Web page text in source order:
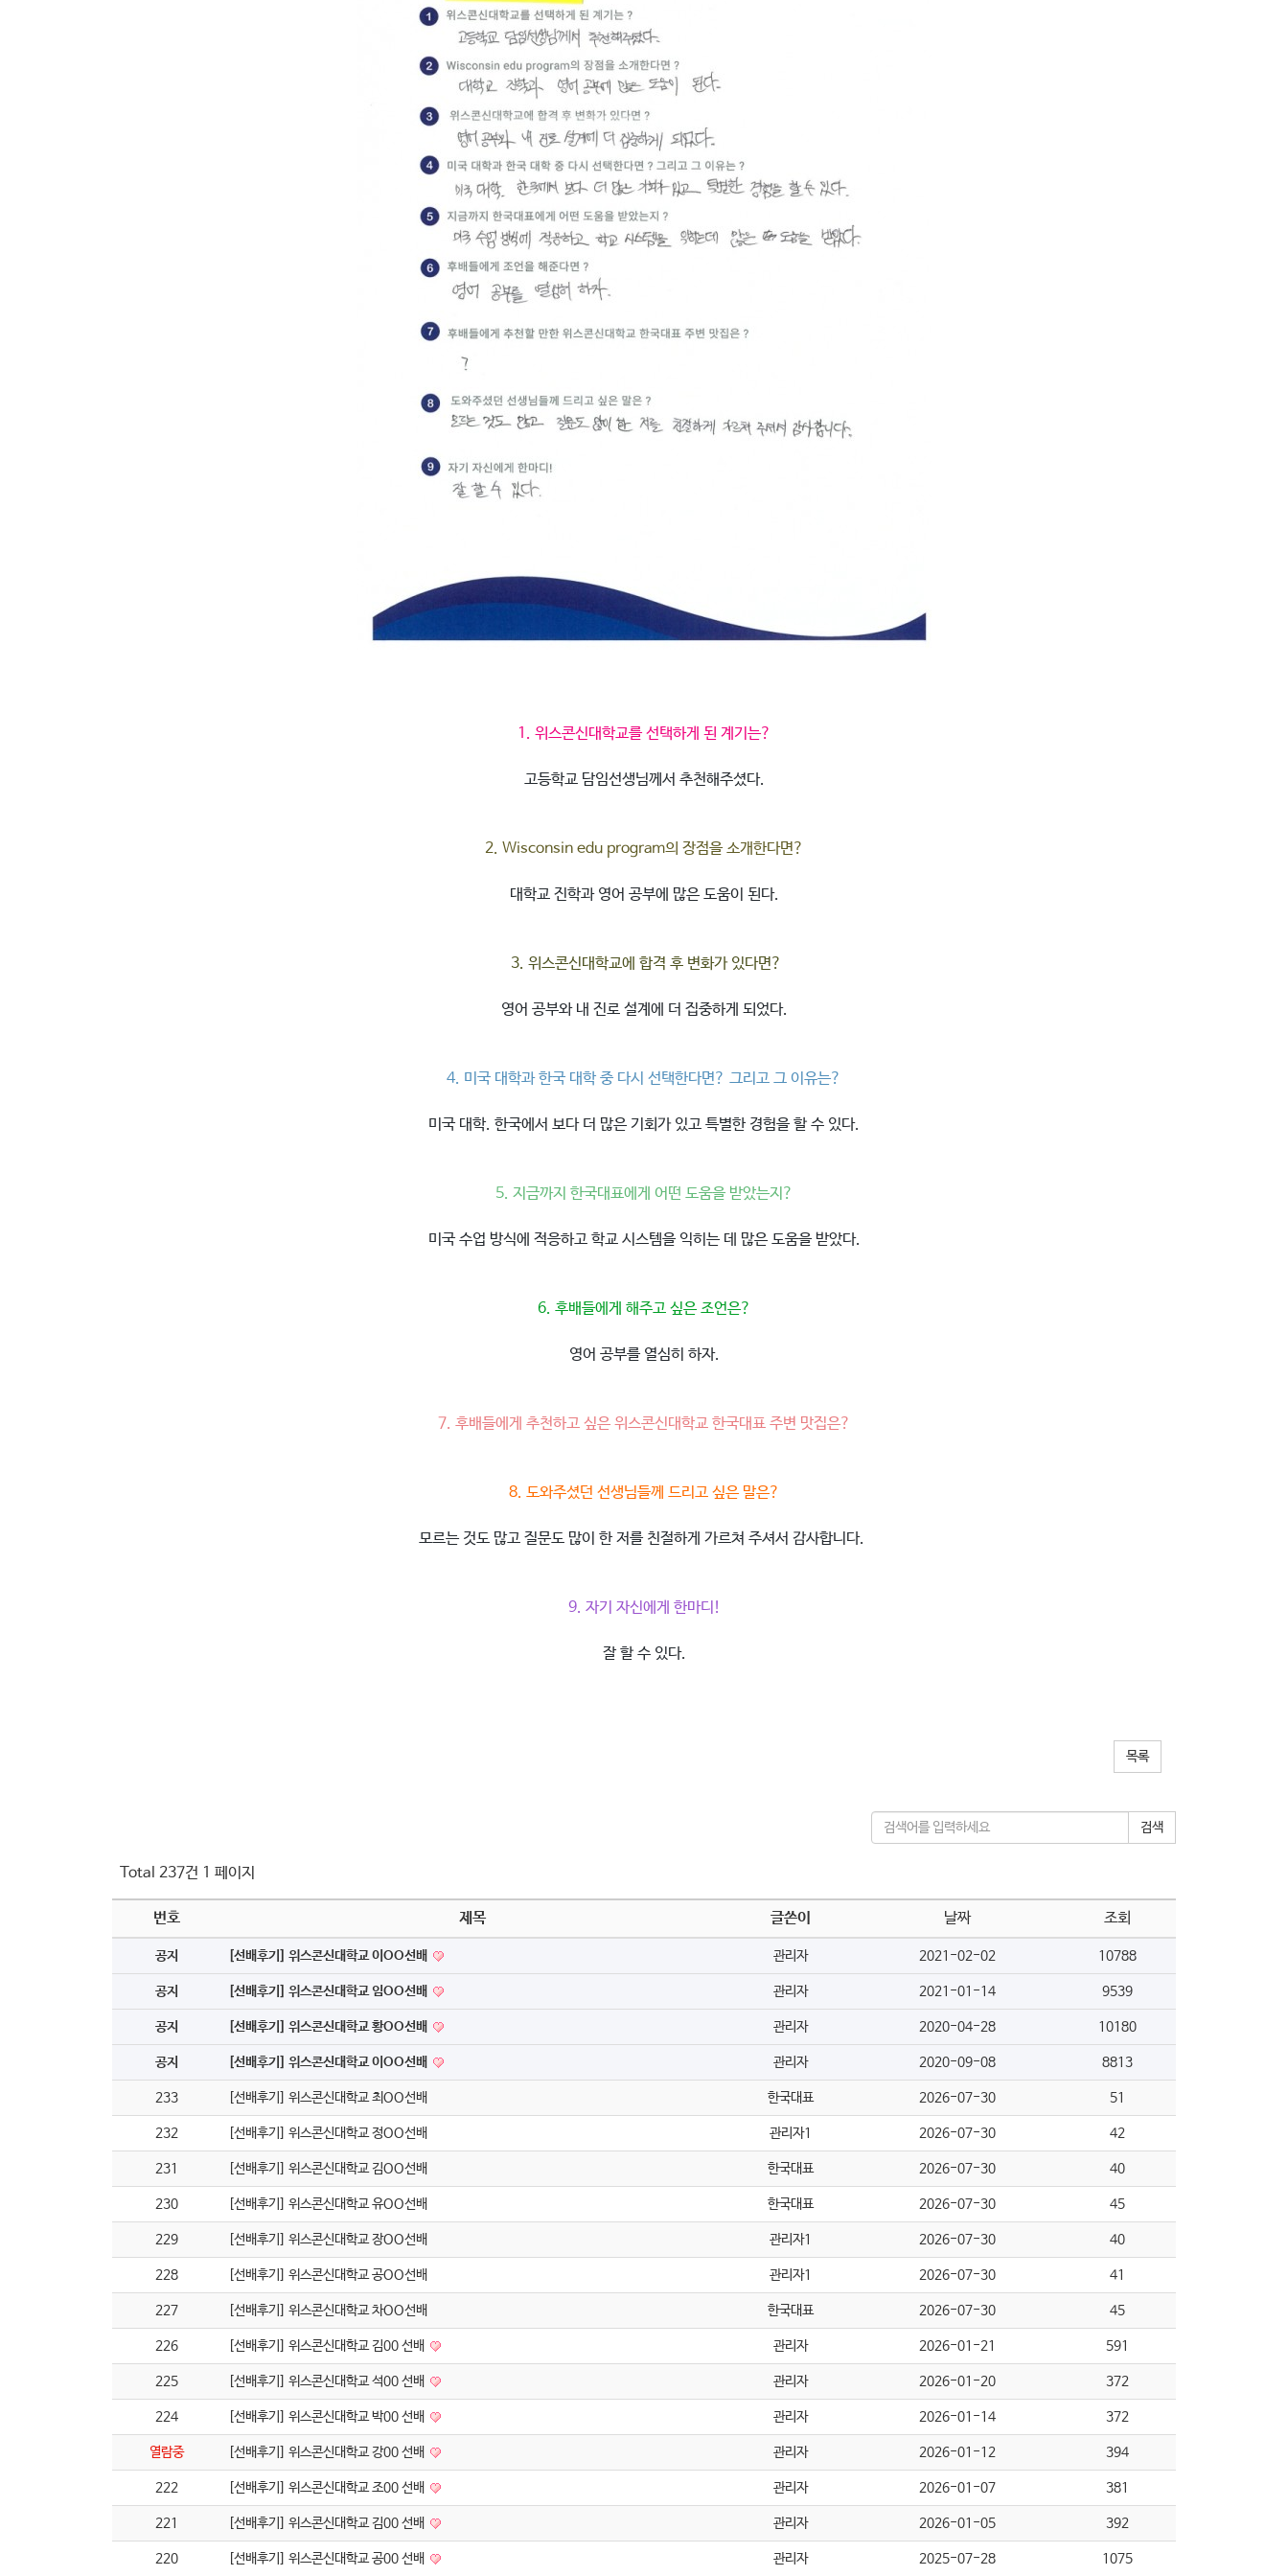
1. 위스콘신대학교를 선택하게 된 계기는?​
고등학교 담임선생님께서 추천해주셨다.
2. Wisconsin edu program의 장점을 소개한다면?
대학교 진학과 영어 공부에 많은 도움이 된다.
3. 위스콘신대학교에 합격 후 변화가 있다면?
영어 공부와 내 진로 설계에 더 집중하게 되었다.
4. 미국 대학과 한국 대학 중 다시 선택한다면? 그리고 그 이유는?
미국 대학. 한국에서 보다 더 많은 기회가 있고 특별한 경험을 할 수 있다.
5. 지금까지 한국대표에게 어떤 도움을 받았는지?
미국 수업 방식에 적응하고 학교 시스템을 익히는 데 많은 도움을 받았다.
6. 후배들에게 해주고 싶은 조언은?
영어 공부를 열심히 하자.
7. 후배들에게 추천하고 싶은 위스콘신대학교 한국대표 주변 맛집은?
8. 도와주셨던 선생님들께 드리고 싶은 말은?
모르는 것도 많고 질문도 많이 한 저를 친절하게 가르쳐 주셔서 감사합니다.
9. 자기 자신에게 한마디!
잘 할 수 있다.
목록
검색
Total 237건 1 페이지
번호 제목 글쓴이 날짜 조회
공지 [선배후기] 위스콘신대학교 이OO선배 관리자 2021-02-02 10788
공지 [선배후기] 위스콘신대학교 임OO선배 관리자 2021-01-14 9539
공지 [선배후기] 위스콘신대학교 황OO선배 관리자 2020-04-28 10180
공지 [선배후기] 위스콘신대학교 이OO선배 관리자 2020-09-08 8813
233 [선배후기] 위스콘신대학교 최OO선배 한국대표 2026-07-30 51
232 [선배후기] 위스콘신대학교 정OO선배 관리자1 2026-07-30 42
231 [선배후기] 위스콘신대학교 김OO선배 한국대표 2026-07-30 40
230 [선배후기] 위스콘신대학교 유OO선배 한국대표 2026-07-30 45
229 [선배후기] 위스콘신대학교 장OO선배 관리자1 2026-07-30 40
228 [선배후기] 위스콘신대학교 공OO선배 관리자1 2026-07-30 41
227 [선배후기] 위스콘신대학교 차OO선배 한국대표 2026-07-30 45
226 [선배후기] 위스콘신대학교 김00 선배 관리자 2026-01-21 591
225 [선배후기] 위스콘신대학교 석00 선배 관리자 2026-01-20 372
224 [선배후기] 위스콘신대학교 박00 선배 관리자 2026-01-14 372
열람중 [선배후기] 위스콘신대학교 강00 선배 관리자 2026-01-12 394
222 [선배후기] 위스콘신대학교 조00 선배 관리자 2026-01-07 381
221 [선배후기] 위스콘신대학교 김00 선배 관리자 2026-01-05 392
220 [선배후기] 위스콘신대학교 공00 선배 관리자 2025-07-28 1075